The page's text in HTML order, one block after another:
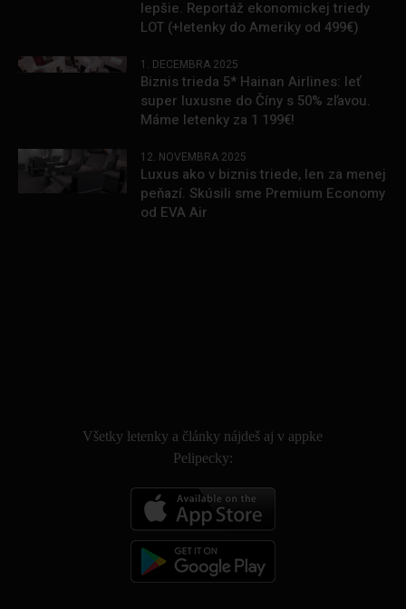
lepšie. Reportáž ekonomickej triedy
LOT (+letenky do Ameriky od 499€)
1. DECEMBRA 2025
Biznis trieda 5* Hainan Airlines: leť
super luxusne do Číny s 50% zľavou.
Máme letenky za 1 199€!
12. NOVEMBRA 2025
Luxus ako v biznis triede, len za menej
peňazí. Skúsili sme Premium Economy
od EVA Air
Všetky letenky a články nájdeš aj v appke
Pelipecky: